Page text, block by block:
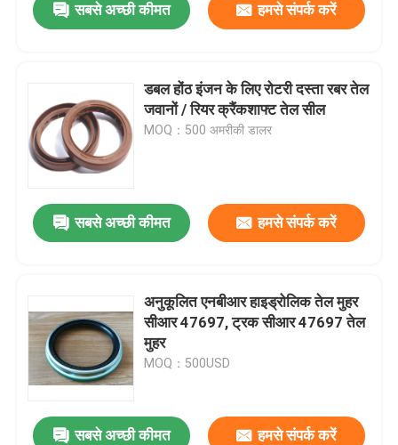
सबसे अच्छी कीमत हमसे संपर्क करें
डबल होंठ इंजन के लिए रोटरी दस्ता रबर तेल
जवानों / रियर क्रैंकशाफ्ट तेल सील
MOQ：500 अमरीकी डालर
सबसे अच्छी कीमत हमसे संपर्क करें
अनुकूलित एनबीआर हाइड्रोलिक तेल मुहर
सीआर 47697, ट्रक सीआर 47697 तेल
मुहर
MOQ：500USD
सबसे अच्छी कीमत हमसे संपर्क करें